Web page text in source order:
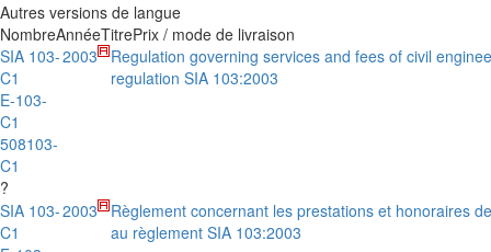
Autres versions de langue
NombreAnnéeTitrePrix / mode de livraison
SIA 103-
C1
E-103-
C1
508103-
C1
?
2003
Regulation governing services and fees of civil
regulation SIA 103:2003
SIA 103-
C1
2003
Règlement concernant les prestations et honoraires
au règlement SIA 103:2003